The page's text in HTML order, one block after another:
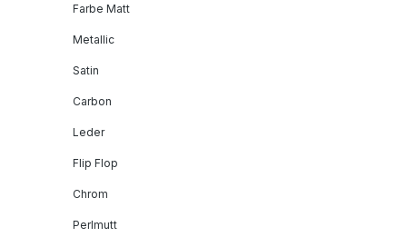
Farbe Matt
Metallic
Satin
Carbon
Leder
Flip Flop
Chrom
Perlmutt